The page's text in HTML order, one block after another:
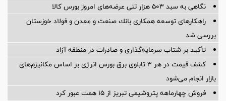
نگاهی به سبد ۵۰۳ هزار تنی عرضه‌های امروز بورس کالا
راهكارهای توسعه همكاری بانك صنعت و معدن و فولاد خوزستان
بررسی شد
تأکید بر شتاب سرمایه‌گذاری و صادرات در منطقه آزاد
کشف قیمت در هر ۳ تابلوی برق بورس انرژی بر اساس مکانیزم‌های
بازار انجام می‌شود
فروش چهارماهه پتروشیمی تبریز از ۱۵ همت عبور کرد